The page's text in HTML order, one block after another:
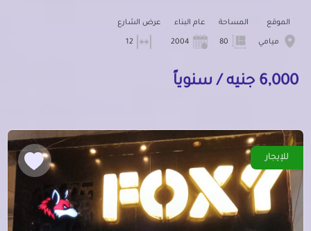
الموقع
ميامي
المساحة عام البناء عرض الشارع
6,000 جنيه / سنوياً
للإيجار